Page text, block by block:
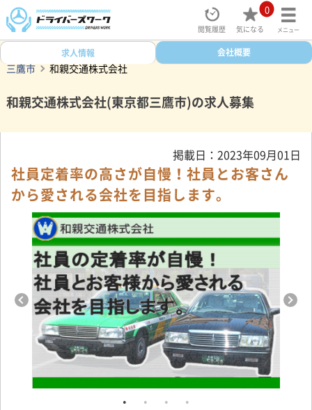
閲覧履歴
0
気になる メニュー
ドライバーズワークトップ
東京都
三鷹市
和親交通株式会社
和親交通株式会社(東京都三鷹市)の求人募集
求人情報 会社概要
掲載日：2023年09月01日
社員定着率の高さが自慢！社員とお客さん
から愛される会社を目指します。